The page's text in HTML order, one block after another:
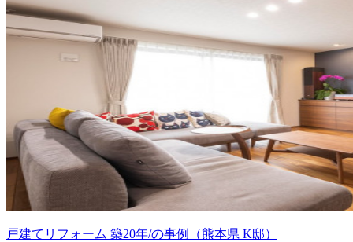
戸建てリフォーム 築20年/の事例（熊本県 K邸）